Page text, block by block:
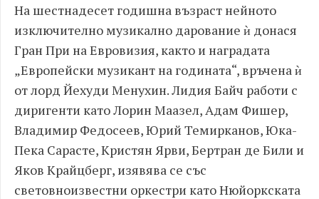
На шестнадесет годишна възраст нейното
изключително музикално дарование ѝ донася
Гран При на Евровизия, както и наградата
„Европейски музикант на годината“, връчена ѝ
от лорд Йехуди Менухин. Лидия Байч работи с
диригенти като Лорин Маазел, Адам Фишер,
Владимир Федосеев, Юрий Темирканов, Юка-
Пека Сарасте, Кристян Ярви, Бертран де Били и
Яков Крайцберг, изявява се със
световноизвестни оркестри като Нюйоркската